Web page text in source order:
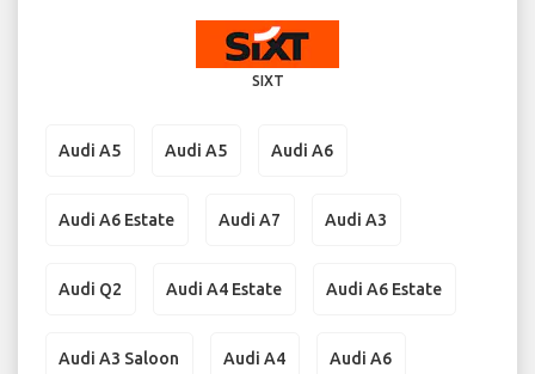
SIXT
Audi A5 Audi A5 Audi A6
Audi A6 Estate Audi A7 Audi A3
Audi Q2 Audi A4 Estate Audi A6 Estate
Audi A3 Saloon Audi A4 Audi A6